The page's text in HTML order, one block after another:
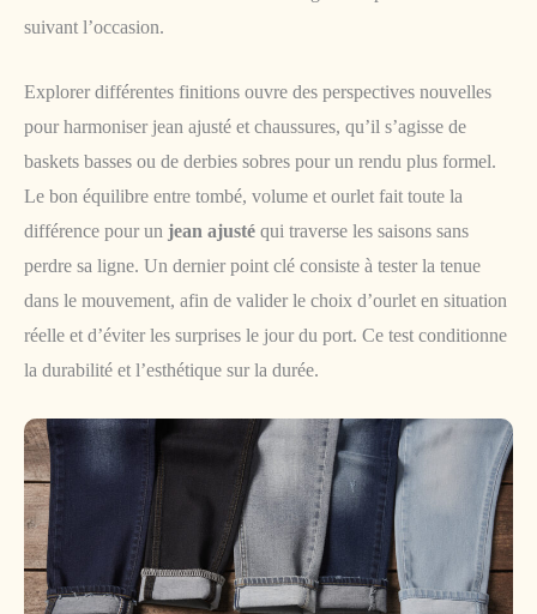
suivant l’occasion.
Explorer différentes finitions ouvre des perspectives nouvelles
pour harmoniser jean ajusté et chaussures, qu’il s’agisse de
baskets basses ou de derbies sobres pour un rendu plus formel.
Le bon équilibre entre tombé, volume et ourlet fait toute la
différence pour un jean ajusté qui traverse les saisons sans
perdre sa ligne. Un dernier point clé consiste à tester la tenue
dans le mouvement, afin de valider le choix d’ourlet en situation
réelle et d’éviter les surprises le jour du port. Ce test conditionne
la durabilité et l’esthétique sur la durée.